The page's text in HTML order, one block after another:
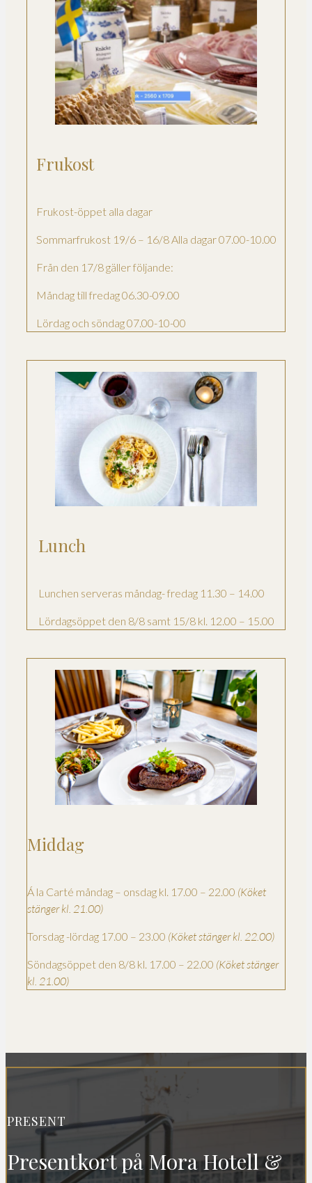
Frukost
Frukost-öppet alla dagar
Sommarfrukost 19/6 – 16/8 Alla dagar 07.00-10.00
Från den 17/8 gäller följande:
Måndag till fredag 06.30-09.00
Lördag och söndag 07.00-10-00
Lunch
Lunchen serveras måndag- fredag 11.30 – 14.00
Lördagsöppet den 8/8 samt 15/8 kl. 12.00 – 15.00
Middag
Á la Carté måndag – onsdag kl. 17.00 – 22.00 (Köket
stänger kl. 21.00)
Torsdag -lördag 17.00 – 23.00 (Köket stänger kl. 22.00)
Söndagsöppet den 8/8 kl. 17.00 – 22.00 (Köket stänger
kl. 21.00)
PRESENT
Presentkort på Mora Hotell &